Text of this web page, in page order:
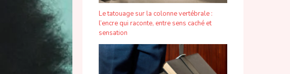
Le tatouage sur la colonne vertébrale :
l’encre qui raconte, entre sens caché et
sensation